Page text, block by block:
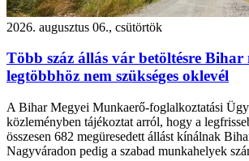
2026. augusztus 06., csütörtök
Több száz állás vár betöltésre Bihar
legtöbbhöz nem szükséges oklevél
A Bihar Megyei Munkaerő-foglalkoztatási
közleményben tájékoztat arról, hogy a
összesen 682 megüresedett állást kínálnak
Nagyváradon pedig a szabad munkahelyek